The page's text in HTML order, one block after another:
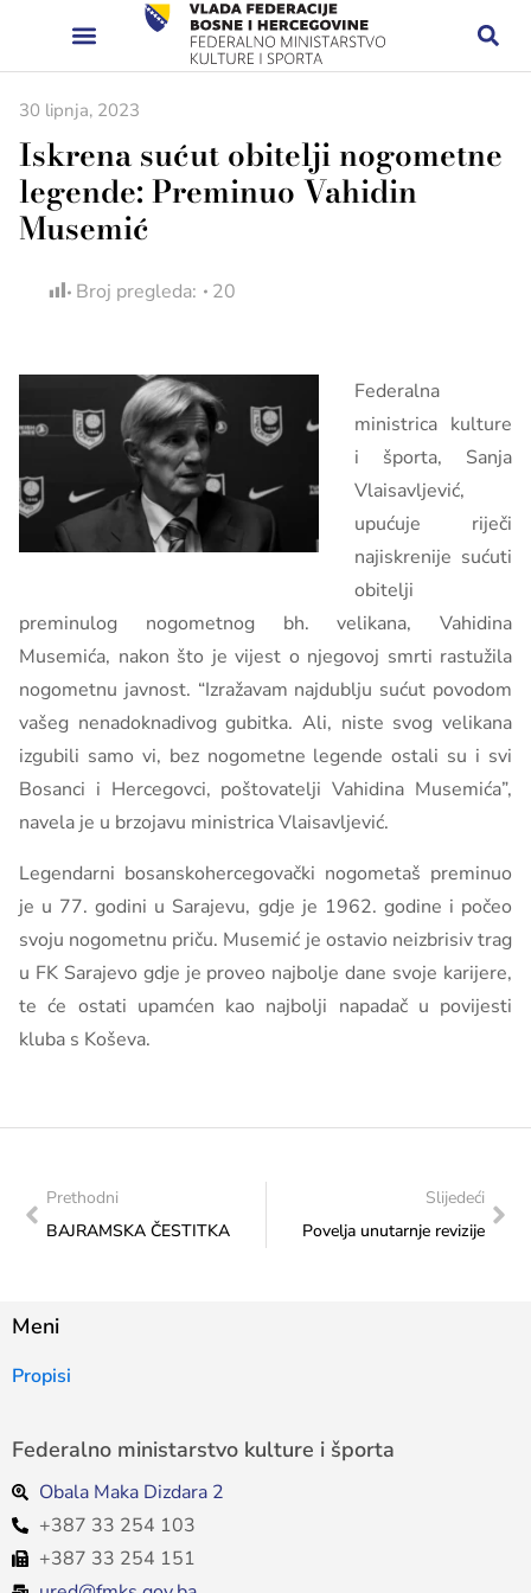
30 lipnja, 2023
Iskrena sućut obitelji nogometne
legende: Preminuo Vahidin
Musemić
Broj pregleda: 20
Federalna
ministrica kulture
i športa, Sanja
Vlaisavljević,
upućuje riječi
najiskrenije sućuti
obitelji
preminulog nogometnog bh. velikana, Vahidina
Musemića, nakon što je vijest o njegovoj smrti rastužila
nogometnu javnost. “Izražavam najdublju sućut povodom
vašeg nenadoknadivog gubitka. Ali, niste svog velikana
izgubili samo vi, bez nogometne legende ostali su i svi
Bosanci i Hercegovci, poštovatelji Vahidina Musemića”,
navela je u brzojavu ministrica Vlaisavljević.
Legendarni bosanskohercegovački nogometaš preminuo
je u 77. godini u Sarajevu, gdje je 1962. godine i počeo
svoju nogometnu priču. Musemić je ostavio neizbrisiv trag
u FK Sarajevo gdje je proveo najbolje dane svoje karijere,
te će ostati upamćen kao najbolji napadač u povijesti
kluba s Koševa.
Prethodni
BAJRAMSKA ČESTITKA
Slijedeći
Povelja unutarnje revizije
Meni
Propisi
Federalno ministarstvo kulture i športa
Obala Maka Dizdara 2
+387 33 254 103
+387 33 254 151